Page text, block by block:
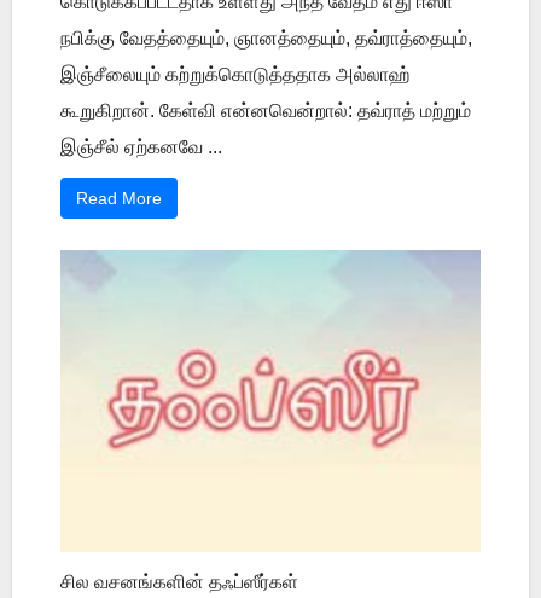
நபிக்கு வேதத்தையும், ஞானத்தையும், தவ்ராத்தையும்,
இஞ்சீலையும் கற்றுக்கொடுத்ததாக அல்லாஹ்
கூறுகிறான். கேள்வி என்னவென்றால்: தவ்ராத் மற்றும்
இஞ்சீல் ஏற்கனவே ...
Read More
சில வசனங்களின் தஃப்ஸீர்கள்